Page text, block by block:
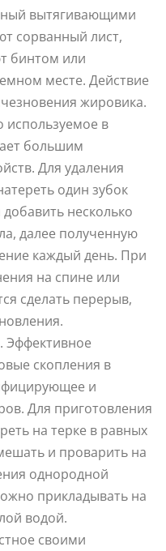
вытягивающими
сорванный лист,
бинтом или
месте. Действие
жировика.
используемое в
большим
Для удаления
один зубок
несколько
далее полученную
каждый день. При
на спине или
сделать перерыв,
Эффективное
скопления в
и
Для приготовления
на терке в равных
и проварить на
однородной
прикладывать на
водой.
своими